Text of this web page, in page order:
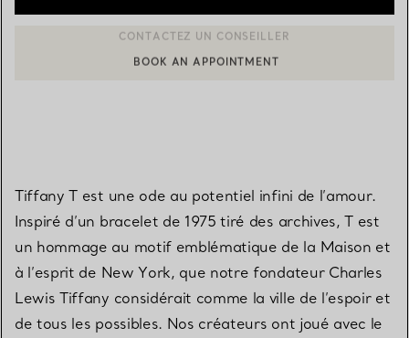
CONTACTER UN CONSEILLER CLIENT OU PRENDRE RENDEZ-
Tiffany T est une ode au potentiel infini de l’amour.
Inspiré d’un bracelet de 1975 tiré des archives, T est
un hommage au motif emblématique de la Maison et
à l’esprit de New York, que notre fondateur Charles
Lewis Tiffany considérait comme la ville de l’espoir et
de tous les possibles. Nos créateurs ont joué avec le